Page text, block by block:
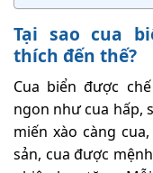
Tại sao cua
thích đến thế?
Cua biển được
ngon như cua hấp,
miến xào càng
sản, cua được